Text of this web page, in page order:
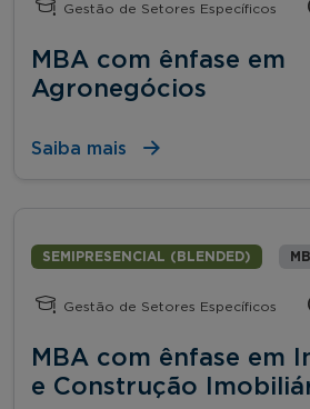
Gestão de Setores Específicos
MBA com ênfase em
Agronegócios
Saiba mais
SEMIPRESENCIAL (BLENDED)
Gestão de Setores Específicos
MBA com ênfase em
e Construção